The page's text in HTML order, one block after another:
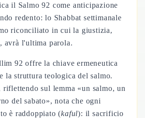
il Salmo 92 come anticipazione
redento: lo Shabbat settimanale
riconciliato in cui la giustizia,
avrà l'ultima parola.
92 offre la chiave ermeneutica
la struttura teologica del salmo.
sul lemma «un salmo, un
del sabato», nota che ogni
è raddoppiato (kaful): il sacrificio